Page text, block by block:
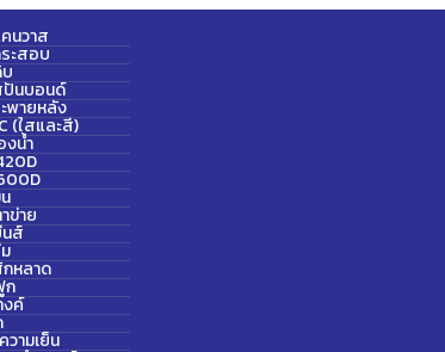
นวาส
ระสอบ
บ
ปันบอนด์
พายหลัง
(ใสและสี)
งน้ำ
ข่าย
นส์
กหลาด
ก
งค์
วามเย็น